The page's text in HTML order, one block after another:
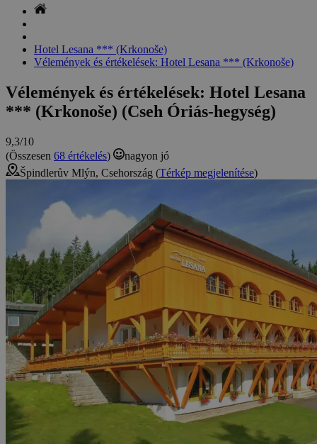
Hotel Lesana *** (Krkonoše)
Vélemények és értékelések: Hotel Lesana *** (Krkonoše)
Vélemények és értékelések: Hotel Lesana
*** (Krkonoše) (Cseh Óriás-hegység)
9,3/10
(Összesen 68 értékelés)
nagyon jó
Špindlerův Mlýn, Csehország (Térkép megjelenítése)